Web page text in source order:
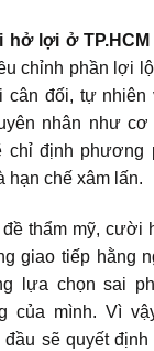
hở lợi ở TP.HCM
chỉnh phần lợi
cân đối, tự nhiên
nhân như
chỉ định phương
hạn chế xâm lấn.
đề thẩm mỹ,
giao tiếp hằng
lựa chọn sai
của mình. Vì
sẽ quyết